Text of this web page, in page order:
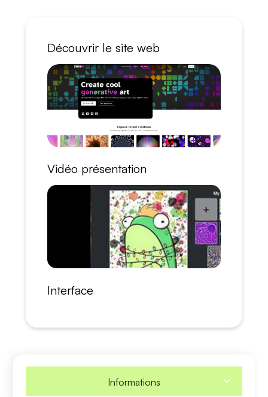
Découvrir le site web
Vidéo présentation
Interface
Informations